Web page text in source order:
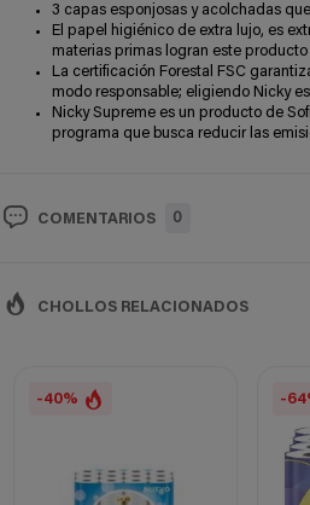
3 capas esponjosas y acolchadas
El papel higiénico de extra lujo, es
materias primas logran este
La certificación Forestal FSC
modo responsable; eligiendo Nicky
Nicky Supreme es un producto de
programa que busca reducir las
COMENTARIOS 0
CHOLLOS RELACIONADOS
-40% -